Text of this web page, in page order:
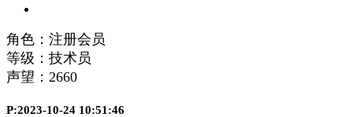
角色：注册会员
等级：技术员
声望： 2660
P:2023-10-24 10:51:46